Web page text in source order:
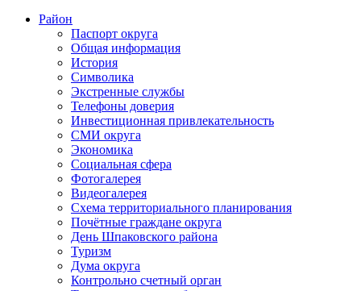
Район
Паспорт округа
Общая информация
История
Символика
Экстренные службы
Телефоны доверия
Инвестиционная привлекательность
СМИ округа
Экономика
Социальная сфера
Фотогалерея
Видеогалерея
Схема территориального планирования
Почётные граждане округа
День Шпаковского района
Туризм
Дума округа
Контрольно счетный орган